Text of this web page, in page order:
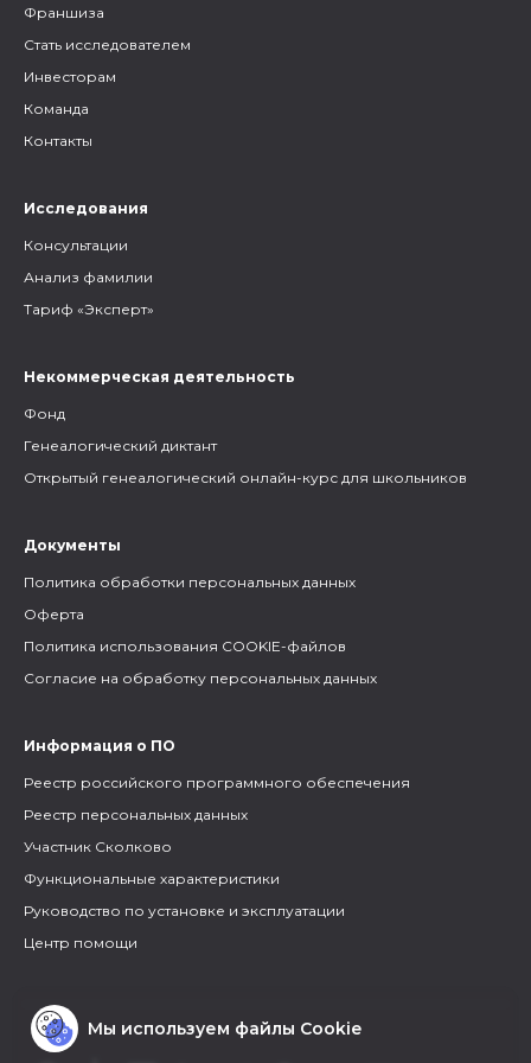
Франшиза
Стать исследователем
Инвесторам
Команда
Контакты
Исследования
Консультации
Анализ фамилии
Тариф «Эксперт»
Некоммерческая деятельность
Фонд
Генеалогический диктант
Открытый генеалогический онлайн-курс для школьников
Документы
Политика обработки персональных данных
Оферта
Политика использования COOKIE-файлов
Согласие на обработку персональных данных
Информация о ПО
Реестр российского программного обеспечения
Реестр персональных данных
Участник Сколково
Функциональные характеристики
Руководство по установке и эксплуатации
Центр помощи
Мы используем файлы Cookie